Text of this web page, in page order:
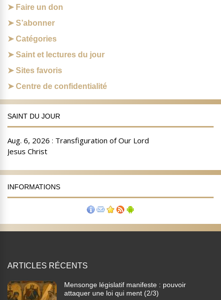
Faire un don
S’abonner
Catégories
Saint et lectures du jour
Sites favoris
Centre de confidentialité
SAINT DU JOUR
INFORMATIONS
ARTICLES RÉCENTS
Mensonge législatif manifeste : pouvoir
attaquer une loi qui ment (2/3)